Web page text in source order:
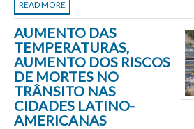
READ MORE
AUMENTO DAS
TEMPERATURAS,
AUMENTO DOS RISCOS
DE MORTES NO
TRÂNSITO NAS
CIDADES LATINO-
AMERICANAS